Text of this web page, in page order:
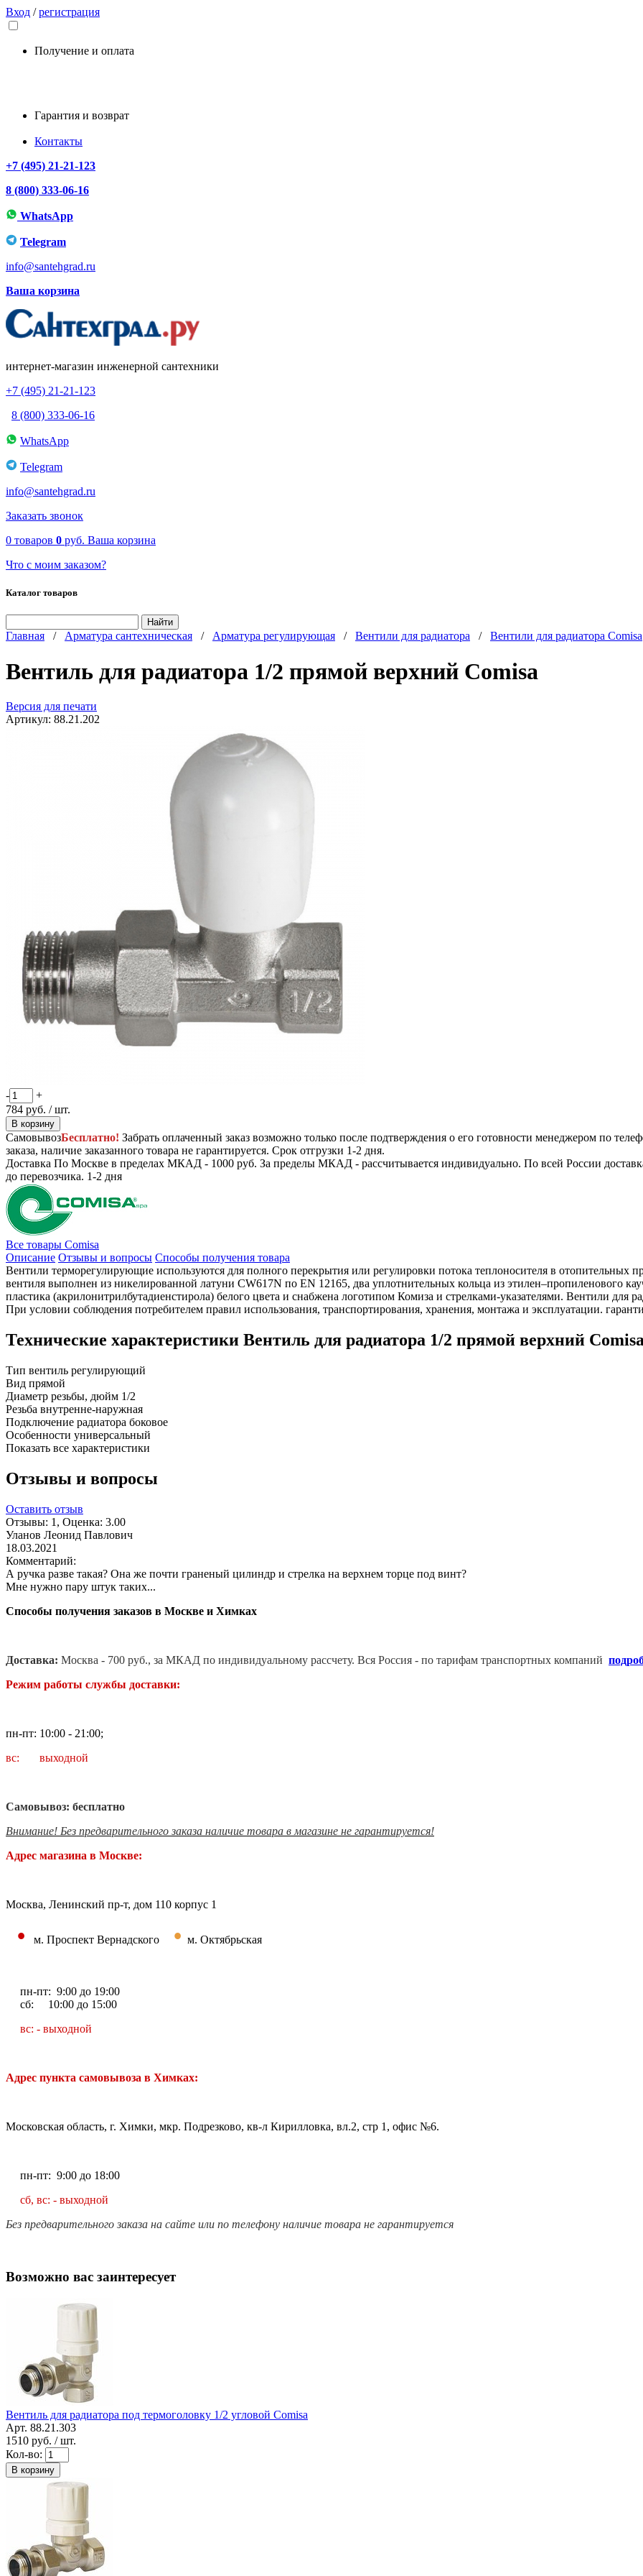
Вход /регистрация
Получение и оплата
Гарантия и возврат
Контакты
+7 (495) 21-21-123
8 (800) 333-06-16
WhatsApp
Telegram
info@santehgrad.ru
Ваша корзина
интернет-магазин инженерной сантехники
+7 (495) 21-21-123
8 (800) 333-06-16
WhatsApp
Telegram
info@santehgrad.ru
Заказать звонок
0 товаров 0 руб. Ваша корзина
Что с моим заказом?
Каталог товаров
Главная / Арматура сантехническая / Арматура регулирующая / Вентили для радиатора / Вентили для радиатора Comisa
Вентиль для радиатора 1/2 прямой верхний Comisa
Версия для печати
Артикул: 88.21.202
-
+
784 руб. / шт.
В корзину
СамовывозБесплатно! Забрать оплаченный заказ возможно только после подтверждения о его готовности менеджером по
заказа, наличие заказанного товара не гарантируется. Срок отгрузки 1-2 дня.
Доставка По Москве в пределах МКАД - 1000 руб. За пределы МКАД - рассчитывается индивидуально. По всей России
до перевозчика. 1-2 дня
Все товары Comisa
Описание Отзывы и вопросы Способы получения товара
Вентили терморегулирующие используются для полного перекрытия или регулировки потока теплоносителя в отопительных
вентиля выполнен из никелированной латуни CW617N по EN 12165, два уплотнительных кольца из этилен–пропиленового
пластика (акрилонитрилбутадиенстирола) белого цвета и снабжена логотипом Комиза и стрелками-указателями. Вентили для
При условии соблюдения потребителем правил использования, транспортирования, хранения, монтажа и эксплуатации.
Технические характеристики Вентиль для радиатора 1/2 прямой верхний Comisa
Тип вентиль регулирующий
Вид прямой
Диаметр резьбы, дюйм 1/2
Резьба внутренне-наружная
Подключение радиатора боковое
Особенности универсальный
Показать все характеристики
Отзывы и вопросы
Оставить отзыв
Отзывы: 1 , Оценка: 3.00
Уланов Леонид Павлович
18.03.2021
Комментарий:
А ручка разве такая? Она же почти граненый цилиндр и стрелка на верхнем торце под винт?
Мне нужно пару штук таких...
Способы получения заказов в Москве и Химках
Доставка: Москва - 700 руб., за МКАД по индивидуальному рассчету. Вся Россия - по тарифам транспортных компаний
Режим работы службы доставки:
пн-пт: 10:00 - 21:00;
вс: выходной
Самовывоз: бесплатно
Внимание! Без предварительного заказа наличие товара в магазине не гарантируется!
Адрес магазина в Москве:
Москва, Ленинский пр-т, дом 110 корпус 1
• м. Проспект Вернадского • м. Октябрьская
пн-пт: 9:00 до 19:00
сб: 10:00 до 15:00
вс: - выходной
Адрес пункта самовывоза в Химках:
Московская область, г. Химки, мкр. Подрезково, кв-л Кирилловка, вл.2, стр 1, офис №6.
пн-пт: 9:00 до 18:00
сб, вс: - выходной
Без предварительного заказа на сайте или по телефону наличие товара не гарантируется
Возможно вас заинтересует
Вентиль для радиатора под термоголовку 1/2 угловой Comisa
Арт. 88.21.303
1510 руб. / шт.
Кол-во:
В корзину